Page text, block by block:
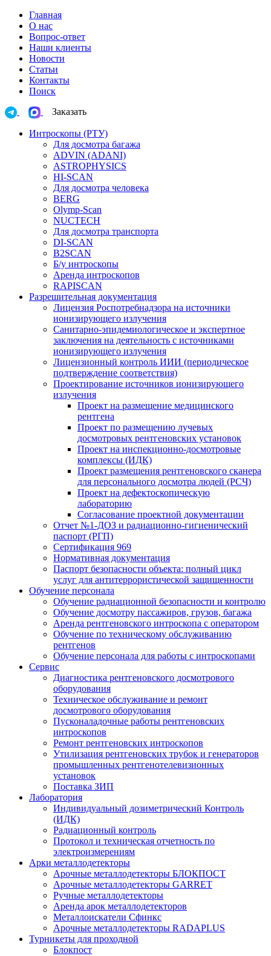
Главная
О нас
Вопрос-ответ
Наши клиенты
Новости
Статьи
Контакты
Поиск
Заказать
Интроскопы (РТУ)
Для досмотра багажа
ADVIN (ADANI)
ASTROPHYSICS
HI-SCAN
Для досмотра человека
BERG
Olymp-Scan
NUCTECH
Для досмотра транспорта
DI-SCAN
B2SCAN
Б/у интроскопы
Аренда интроскопов
RAPISCAN
Разрешительная документация
Лицензия Роспотребнадзора на источники
ионизирующего излучения
Санитарно-эпидемиологическое и экспертное
заключения на деятельность с источниками
ионизирующего излучения
Лицензионный контроль ИИИ (периодическое
подтверждение соответствия)
Проектирование источников ионизирующего
излучения
Проект на размещение медицинского
рентгена
Проект по размещению лучевых
досмотровых рентгеновских установок
Проект на инспекционно-досмотровые
комплексы (ИДК)
Проект размещения рентгеновского сканера
для персонального досмотра людей (РСЧ)
Проект на дефектоскопическую
лабораторию
Согласование проектной документации
Отчет №1-ДОЗ и радиационно-гигиенический
паспорт (РГП)
Сертификация 969
Нормативная документация
Паспорт безопасности объекта: полный цикл
услуг для антитеррористической защищенности
Обучение персонала
Обучение радиационной безопасности и контролю
Обучение досмотру пассажиров, грузов, багажа
Аренда рентгеновского интроскопа с оператором
Обучение по техническому обслуживанию
рентгенов
Обучение персонала для работы с интроскопами
Сервис
Диагностика рентгеновского досмотрового
оборудования
Техническое обслуживание и ремонт
досмотрового оборудования
Пусконаладочные работы рентгеновских
интроскопов
Ремонт рентгеновских интроскопов
Утилизация рентгеновских трубок и генераторов
промышленных рентгенотелевизионных
установок
Поставка ЗИП
Лаборатория
Индивидуальный дозиметрический Контроль
(ИДК)
Радиационный контроль
Протокол и техническая отчетность по
электроизмерениям
Арки металлодетекторы
Арочные металлодетекторы БЛОКПОСТ
Арочные металлодетекторы GARRET
Ручные металлодетекторы
Аренда арок металлодетекторов
Металлоискатели Сфинкс
Арочные металлодетекторы RADAPLUS
Турникеты для проходной
Блокпост